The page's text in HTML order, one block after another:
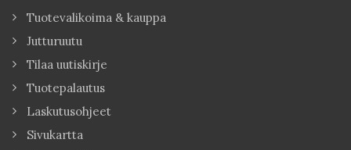
Tuotevalikoima & kauppa
Jutturuutu
Tilaa uutiskirje
Tuotepalautus
Laskutusohjeet
Sivukartta